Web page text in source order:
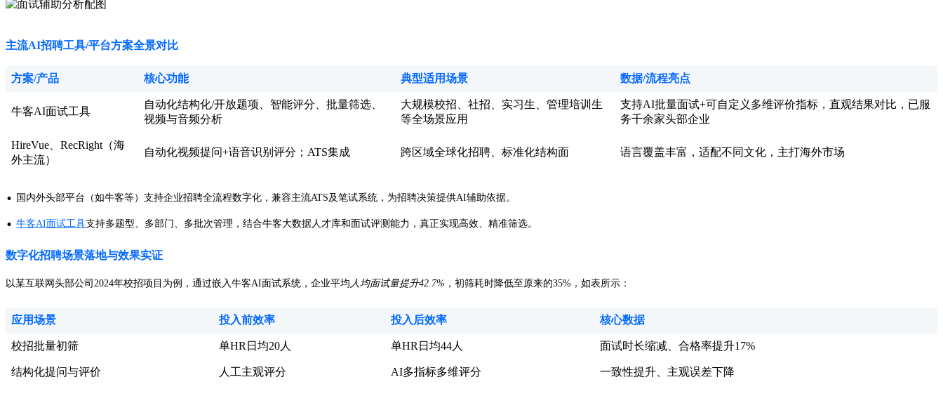
主流AI招聘工具/平台方案全景对比
方案/产品 核心功能 典型适用场景 数据/流程亮点
牛客AI面试工具
自动化结构化/开放题项、智能评分、批量筛选、
视频与音频分析
大规模校招、社招、实习生、管理培训生
等全场景应用
支持AI批量面试+可自定义多维评价指标，直观结果对比，已服
务千余家头部企业
HireVue、RecRight（海
外主流）
自动化视频提问+语音识别评分；ATS集成 跨区域全球化招聘、标准化结构面 语言覆盖丰富，适配不同文化，主打海外市场
· 国内外头部平台（如牛客等）支持企业招聘全流程数字化，兼容主流ATS及笔试系统，为招聘决策提供AI辅助依据。
· 牛客AI面试工具支持多题型、多部门、多批次管理，结合牛客大数据人才库和面试评测能力，真正实现高效、精准筛选。
数字化招聘场景落地与效果实证
以某互联网头部公司2024年校招项目为例，通过嵌入牛客AI面试系统，企业平均 人均面试量提升42.7% ，初筛耗时降低至原来的35%，如表所示：
应用场景 投入前效率 投入后效率 核心数据
校招批量初筛 单HR日均20人 单HR日均44人 面试时长缩减、合格率提升17%
结构化提问与评价 人工主观评分 AI多指标多维评分 一致性提升、主观误差下降